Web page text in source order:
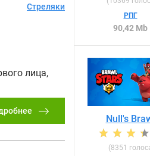
лица,
Стреляки
РПГ
90,42 Mb
Null's
(8351